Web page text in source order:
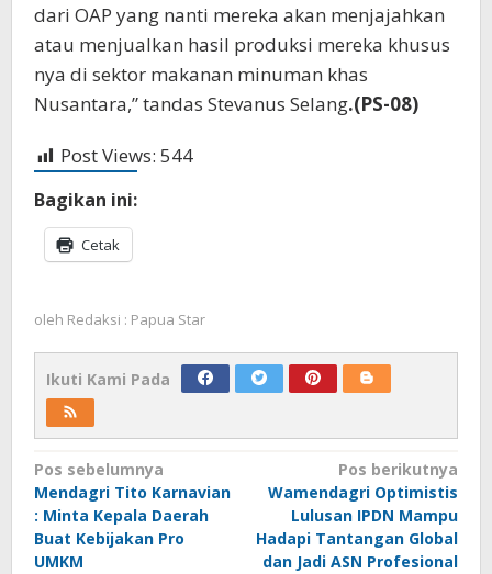
dari OAP yang nanti mereka akan menjajahkan
atau menjualkan hasil produksi mereka khusus
nya di sektor makanan minuman khas
Nusantara,” tandas Stevanus Selang.(PS-08)
Post Views: 544
Bagikan ini:
Cetak
oleh Redaksi : Papua Star
Ikuti Kami Pada
Navigasi
pos
Pos sebelumnya
Mendagri Tito Karnavian
: Minta Kepala Daerah
Buat Kebijakan Pro
UMKM
Pos berikutnya
Wamendagri Optimistis
Lulusan IPDN Mampu
Hadapi Tantangan Global
dan Jadi ASN Profesional